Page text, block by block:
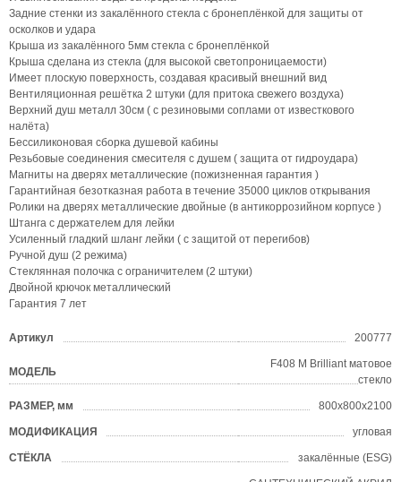
Задние стенки из закалённого стекла с бронеплёнкой для защиты от
осколков и удара
Крыша из закалённого 5мм стекла с бронеплёнкой
Крыша сделана из стекла (для высокой светопроницаемости)
Имеет плоскую поверхность, создавая красивый внешний вид
Вентиляционная решётка 2 штуки (для притока свежего воздуха)
Верхний душ металл 30см ( с резиновыми соплами от известкового
налёта)
Бессиликоновая сборка душевой кабины
Резьбовые соединения смесителя с душем ( защита от гидроудара)
Магниты на дверях металлические (пожизненная гарантия )
Гарантийная безотказная работа в течение 35000 циклов открывания
Ролики на дверях металлические двойные (в антикоррозийном корпусе )
Штанга с держателем для лейки
Усиленный гладкий шланг лейки ( с защитой от перегибов)
Ручной душ (2 режима)
Стеклянная полочка с ограничителем (2 штуки)
Двойной крючок металлический
Гарантия 7 лет
Артикул 200777
МОДЕЛЬ
F408 M Brilliant матовое
стекло
РАЗМЕР, мм 800х800х2100
МОДИФИКАЦИЯ угловая
СТЁКЛА закалённые (ESG)